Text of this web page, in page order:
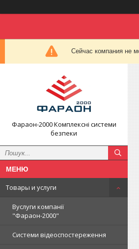
Сейчас компания не
Фараон-2000 Комплексні системи
безпеки
Товары и услуги
Вуслуги компанії
"Фараон-2000"
Системи відеоспостереження